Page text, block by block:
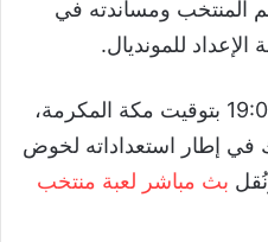
المنتخب ومساندته في
للمونديال.
وبدأت المباراة عند الساعة 19:00 بتوقيت مكة المكرمة،
في إطار استعداداته لخوض
بث مباشر لعبة منتخب